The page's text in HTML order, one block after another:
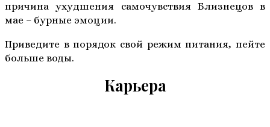
причина ухудшения самочувствия Близнецов в
мае – бурные эмоции.
Приведите в порядок свой режим питания, пейте
больше воды.
Карьера